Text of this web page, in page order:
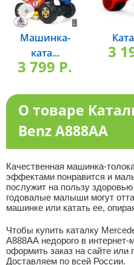
Машинка-
ката...
3 799 P.
3
О товаре
Benz A888AA
Качественная машинка-
эффектами понравится и
послужит на пользу
годовалые малыши могут
машинке или катать ее,
Чтобы купить каталку
A888AA недорого в
оформить заказ на сайте или
Доставляем по всей России.